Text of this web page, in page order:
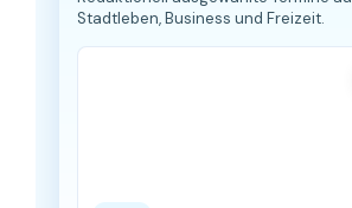
Stadtleben, Business und Freizeit.